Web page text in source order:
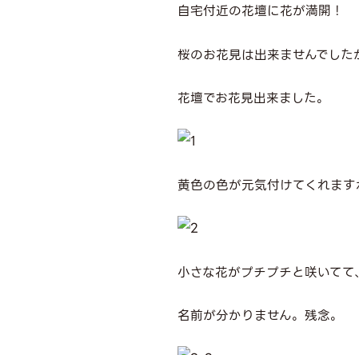
自宅付近の花壇に花が満開！
桜のお花見は出来ませんでした
花壇でお花見出来ました。
黄色の色が元気付けてくれます
小さな花がプチプチと咲いて
名前が分かりません。残念。